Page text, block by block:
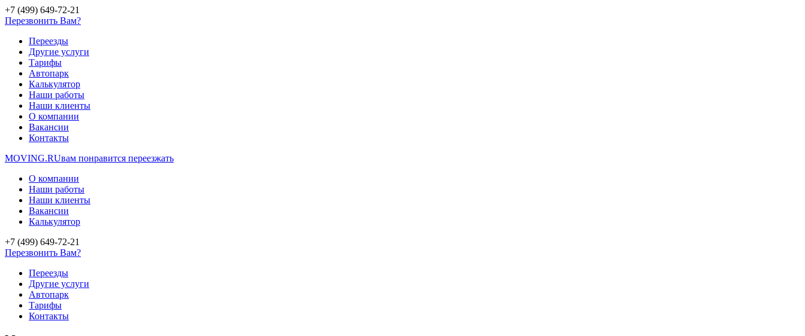
+7 (499) 649-72-21
Перезвонить Вам?
Переезды
Другие услуги
Тарифы
Автопарк
Калькулятор
Наши работы
Наши клиенты
О компании
Вакансии
Контакты
MOVING.RUвам понравится переезжать
О компании
Наши работы
Наши клиенты
Вакансии
Калькулятор
+7 (499) 649-72-21
Перезвонить Вам?
Переезды
Другие услуги
Автопарк
Тарифы
Контакты